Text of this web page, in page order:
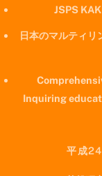
JSPS
日本のマルティ
Inquiring
平成